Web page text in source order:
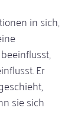
in sich,
Er
sie sich